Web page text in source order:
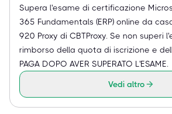
Supera l'esame di certificazione
365 Fundamentals (ERP) online da
920 Proxy di CBTProxy. Se non superi
rimborso della quota di iscrizione e
PAGA DOPO AVER SUPERATO L'ESAME.
Vedi altro